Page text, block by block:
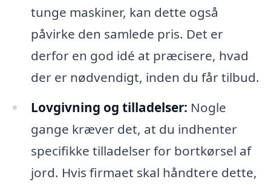
tunge maskiner, kan dette også
påvirke den samlede pris. Det er
derfor en god idé at præcisere, hvad
der er nødvendigt, inden du får tilbud.
Lovgivning og tilladelser: Nogle
gange kræver det, at du indhenter
specifikke tilladelser for bortkørsel af
jord. Hvis firmaet skal håndtere dette,